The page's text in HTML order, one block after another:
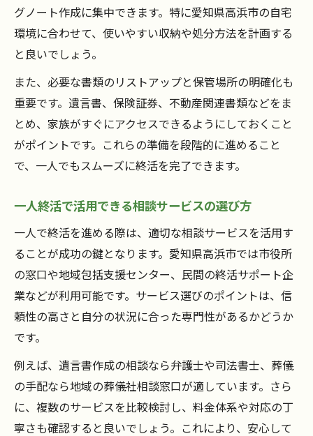
グノート作成に集中できます。特に愛知県高浜市の自宅
環境に合わせて、使いやすい収納や処分方法を計画する
と良いでしょう。
また、必要な書類のリストアップと保管場所の明確化も
重要です。遺言書、保険証券、不動産関連書類などをま
とめ、家族がすぐにアクセスできるようにしておくこと
がポイントです。これらの準備を段階的に進めること
で、一人でもスムーズに終活を完了できます。
一人終活で活用できる相談サービスの選び方
一人で終活を進める際は、適切な相談サービスを活用す
ることが成功の鍵となります。愛知県高浜市では市役所
の窓口や地域包括支援センター、民間の終活サポート企
業などが利用可能です。サービス選びのポイントは、信
頼性の高さと自分の状況に合った専門性があるかどうか
です。
例えば、遺言書作成の相談なら弁護士や司法書士、葬儀
の手配なら地域の葬儀社相談窓口が適しています。さら
に、複数のサービスを比較検討し、料金体系や対応の丁
寧さも確認すると良いでしょう。これにより、安心して